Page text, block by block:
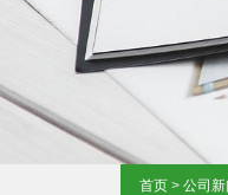
首页 > 公司新